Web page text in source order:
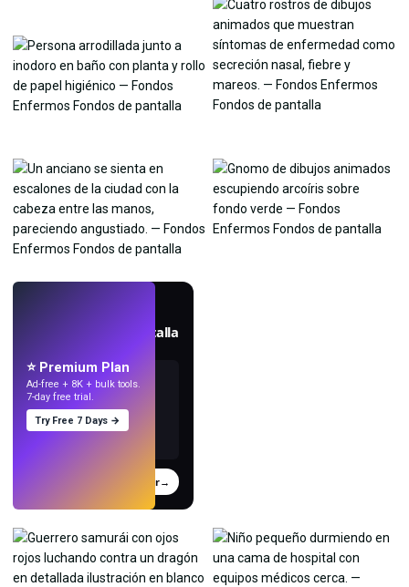
Crea fondos de pantalla
Probar→
⭐ Premium Plan
Ad-free + 8K + bulk tools.
7-day free trial.
Try Free 7 Days →